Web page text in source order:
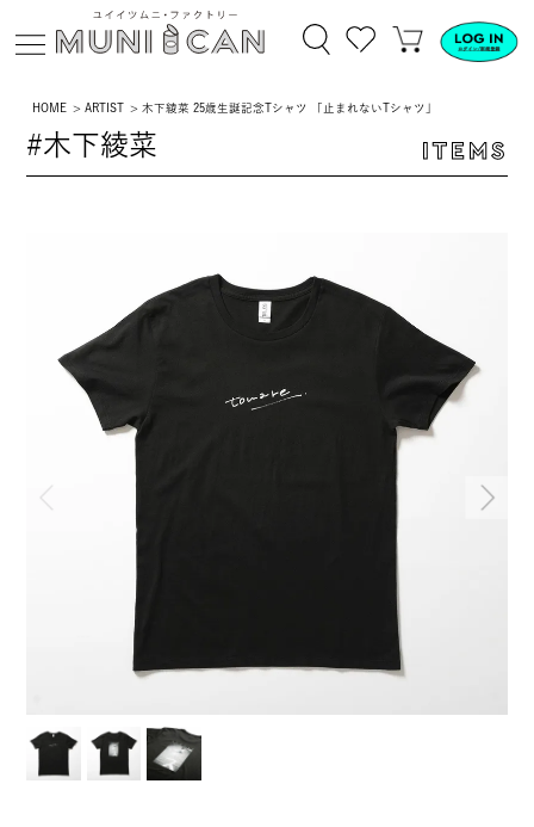
HOME ARTIST 木下綾菜 25歳生誕記念Tシャツ 「止まれないTシャツ」
#木下綾菜 ITEMS